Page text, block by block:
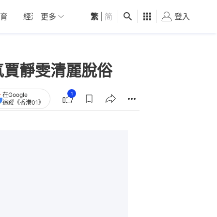
經濟 01深圳 觀點 健康 好食玩飛
更多 繁 简 登入
靜雯清麗脫俗
在Google
追蹤《香港01》
1